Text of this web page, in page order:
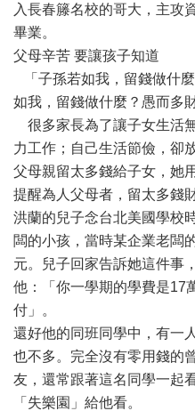
入長春籐名校的哥大，主攻
畢業。
父母辛苦 要讓孩子知道
「子孫若如我，留錢做什
如我，留錢做什麼？愚而多
很多家長為了讓子女生活
力工作；自己生活節儉，卻
父母親留太多錢給子女，她
提醒為人父母者，留太多錢
洪蘭的兒子念台北美國學校
闆的小孩，當時某企業老闆
元。兒子回家告訴她這件事
他：「你一學期的學費是17
付」。
還好他的同班同學中，有一
也不多。完全沒有零用錢的
友，還常跟著這名同學一起
「失樂園」給他看。